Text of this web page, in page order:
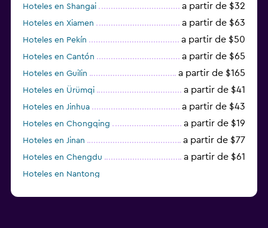
Hoteles en Shangai a partir de $32
Hoteles en Xiamen a partir de $63
Hoteles en Pekín a partir de $50
Hoteles en Cantón a partir de $65
Hoteles en Guilin a partir de $165
Hoteles en Ürümqi a partir de $41
Hoteles en Jinhua a partir de $43
Hoteles en Chongqing a partir de $19
Hoteles en Jinan a partir de $77
Hoteles en Chengdu a partir de $61
Hoteles en Nantong